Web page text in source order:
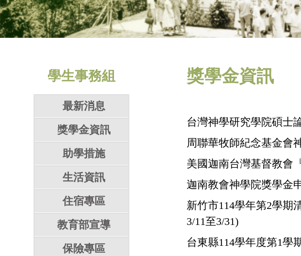
學生事務組
最新消息
獎學金資訊
助學措施
生活資訊
住宿專區
教育部宣導
保險專區
獎學金資訊
台灣神學研究學院碩士
周聯華牧師紀念基金會
美國迦南台灣基督教會
迦南教會神學院獎學金
新竹市114學年第2學期
3/11至3/31)
台東縣114學年度第1學